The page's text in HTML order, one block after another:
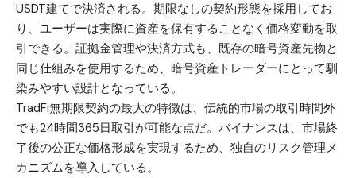
USDT建てで決済される。期限なしの契約形態を採用してお
り、ユーザーは実際に資産を保有することなく価格変動を取
引できる。証拠金管理や決済方式も、既存の暗号資産先物と
同じ仕組みを使用するため、暗号資産トレーダーにとって馴
染みやすい設計となっている。
TradFi無期限契約の最大の特徴は、伝統的市場の取引時間外
でも24時間365日取引が可能な点だ。バイナンスは、市場終
了後の公正な価格形成を実現するため、独自のリスク管理メ
カニズムを導入している。